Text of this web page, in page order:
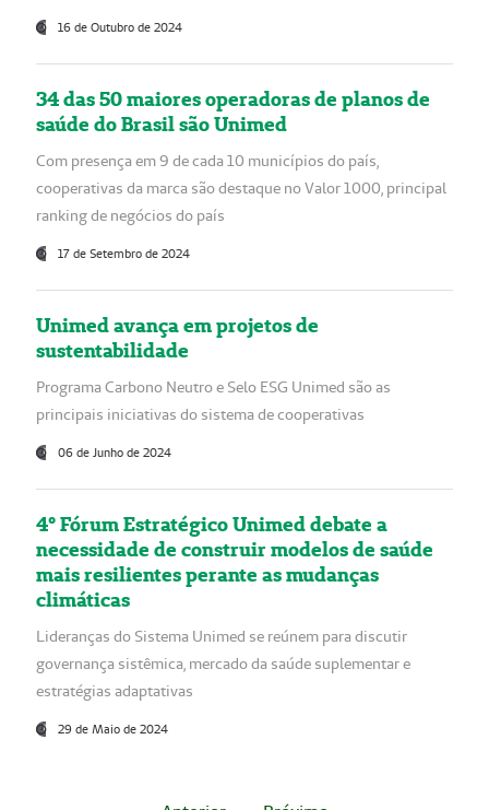
16 de Outubro de 2024
34 das 50 maiores operadoras de planos de
saúde do Brasil são Unimed
Com presença em 9 de cada 10 municípios do país,
cooperativas da marca são destaque no Valor 1000, principal
ranking de negócios do país
17 de Setembro de 2024
Unimed avança em projetos de
sustentabilidade
Programa Carbono Neutro e Selo ESG Unimed são as
principais iniciativas do sistema de cooperativas
06 de Junho de 2024
4° Fórum Estratégico Unimed debate a
necessidade de construir modelos de saúde
mais resilientes perante as mudanças
climáticas
Lideranças do Sistema Unimed se reúnem para discutir
governança sistêmica, mercado da saúde suplementar e
estratégias adaptativas
29 de Maio de 2024